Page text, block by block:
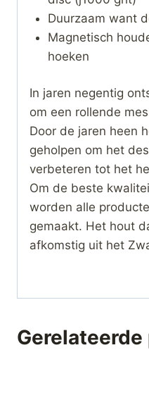
Duurzaam want
Magnetisch
hoeken
In jaren negentig
om een rollende
Door de jaren heen
geholpen om het
verbeteren tot het
Om de beste
worden alle
gemaakt. Het hout
afkomstig uit het